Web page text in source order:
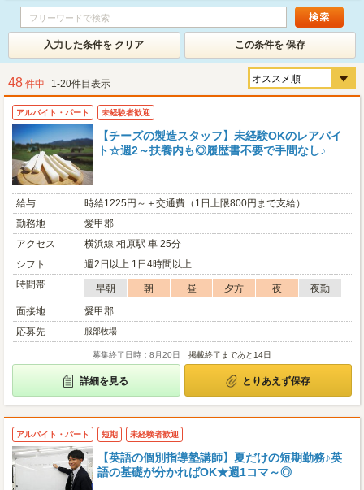
入力した条件を クリア この条件を 保存
48 件中 1-20件目表示
アルバイト・パート 未経験者歓迎
【チーズの製造スタッフ】未経験OKのレアバイ
ト☆週2～扶養内も◎履歴書不要で手間なし♪
給与
時給1225円～＋交通費（1日上限800円まで支給）
勤務地
愛甲郡
アクセス
横浜線 相原駅 車 25分
シフト
週2日以上 1日4時間以上
時間帯
早朝 朝 昼 夕方 夜
夜勤
面接地
愛甲郡
応募先
服部牧場
募集終了日時：8月20日 掲載終了まであと14日
詳細を見る とりあえず保存
アルバイト・パート 短期 未経験者歓迎
【英語の個別指導塾講師】夏だけの短期勤務♪英
語の基礎が分かればOK★週1コマ～◎